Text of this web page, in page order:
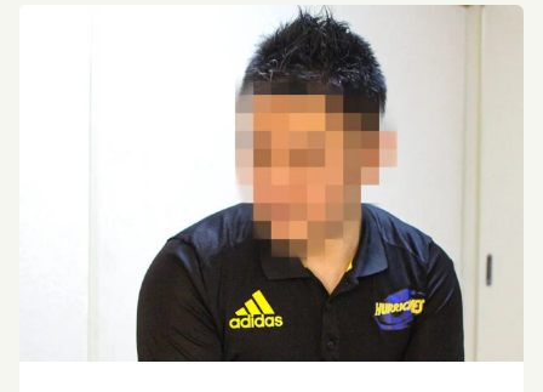
料金は当日施術前にお支払いください。